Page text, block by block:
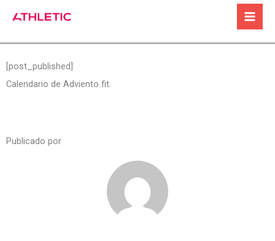
[post_published]
Calendario de Adviento fit.
Publicado por